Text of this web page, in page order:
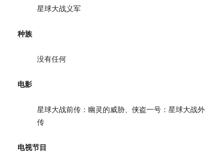
星球大战义军
种族
没有任何
电影
星球大战前传：幽灵的威胁、侠盗一号：星球大战外
传
电视节目